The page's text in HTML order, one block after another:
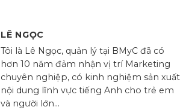
LÊ NGỌC
Tôi là Lê Ngọc, quản lý tại BMyC đã có
hơn 10 năm đảm nhận vị trí Marketing
chuyên nghiệp, có kinh nghiệm sản xuất
nội dung lĩnh vực tiếng Anh cho trẻ em
và người lớn...